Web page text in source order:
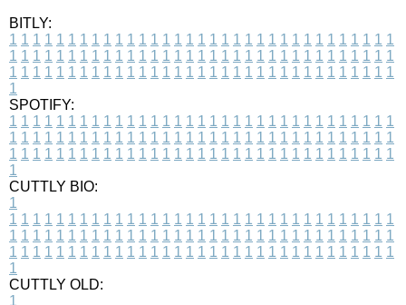
BITLY:
1 1 1 1 1 1 1 1 1 1 1 1 1 1 1 1 1 1 1 1 1 1 1 1 1 1 1 1 1 1 1 1 1
1 1 1 1 1 1 1 1 1 1 1 1 1 1 1 1 1 1 1 1 1 1 1 1 1 1 1 1 1 1 1 1 1
1 1 1 1 1 1 1 1 1 1 1 1 1 1 1 1 1 1 1 1 1 1 1 1 1 1 1 1 1 1 1 1 1
1
SPOTIFY:
1 1 1 1 1 1 1 1 1 1 1 1 1 1 1 1 1 1 1 1 1 1 1 1 1 1 1 1 1 1 1 1 1
1 1 1 1 1 1 1 1 1 1 1 1 1 1 1 1 1 1 1 1 1 1 1 1 1 1 1 1 1 1 1 1 1
1 1 1 1 1 1 1 1 1 1 1 1 1 1 1 1 1 1 1 1 1 1 1 1 1 1 1 1 1 1 1 1 1
1
CUTTLY BIO:
1
1 1 1 1 1 1 1 1 1 1 1 1 1 1 1 1 1 1 1 1 1 1 1 1 1 1 1 1 1 1 1 1 1
1 1 1 1 1 1 1 1 1 1 1 1 1 1 1 1 1 1 1 1 1 1 1 1 1 1 1 1 1 1 1 1 1
1 1 1 1 1 1 1 1 1 1 1 1 1 1 1 1 1 1 1 1 1 1 1 1 1 1 1 1 1 1 1 1 1
1
CUTTLY OLD:
1